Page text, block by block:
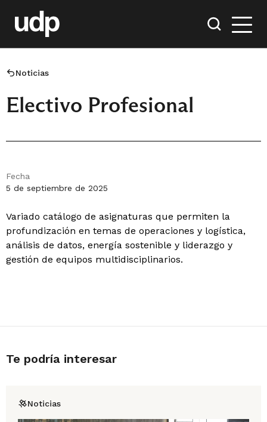
Noticias
Electivo Profesional
Fecha
5 de septiembre de 2025
Variado catálogo de asignaturas que permiten la
profundización en temas de operaciones y logística,
análisis de datos, energía sostenible y liderazgo y
gestión de equipos multidisciplinarios.
Te podría interesar
Noticias